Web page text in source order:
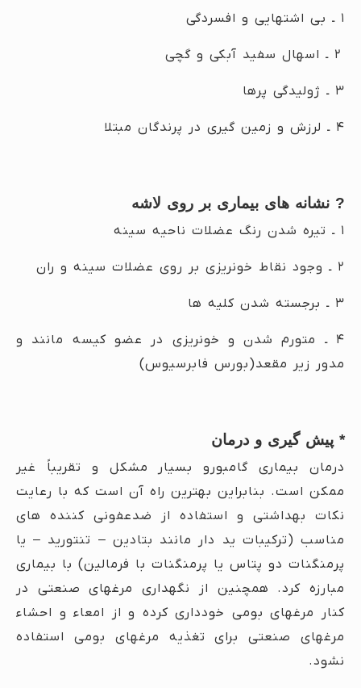
۱ ـ بی اشتهایی و افسردگی
۳ ـ ژولیدگی پرها
۴ ـ لرزش و زمین گیری در پرندگان مبتلا
? نشانه های بیماری بر روی لاشه
۱ ـ تیره شدن رنگ عضلات ناحیه سینه
۲ ـ وجود نقاط خونریزی بر روی عضلات سینه و ران
۳ ـ برجسته شدن کلیه ها
۴ ـ متورم شدن و خونریزی در عضو کیسه مانند و
مدور زیر مقعد(بورس فابرسیوس)
* پیش گیری و درمان
درمان بیماری گامبورو بسیار مشکل و تقریباً غیر
ممکن است. بنابراین بهترین راه آن است که با رعایت
نکات بهداشتی و استفاده از ضدعفونی کننده های
مناسب (ترکیبات ید دار مانند بتادین – تنتورید – یا
پرمنگنات دو پتاس یا پرمنگنات با فرمالین) با بیماری
مبارزه کرد. همچنین از نگهداری مرغهای صنعتی در
کنار مرغهای بومی خودداری کرده و از امعاء و احشاء
مرغهای صنعتی برای تغذیه مرغهای بومی استفاده
نشود.